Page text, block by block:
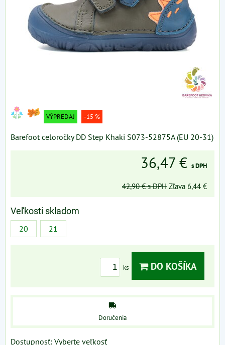
VÝPREDAJ -15 %
Barefoot celoročky DD Step Khaki S073-52875A (EU 20-31)
36,47 € s DPH
42,90 € s DPH Zľava 6,44 €
Veľkosti skladom
20 21
ks DO KOŠÍKA
Doručenia
Dostupnosť: Vyberte veľkosť